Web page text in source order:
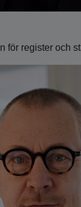
för register och